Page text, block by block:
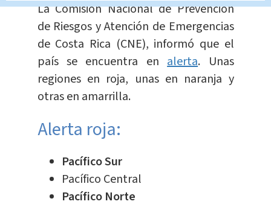
La Comisión Nacional de Prevención
de Riesgos y Atención de Emergencias
de Costa Rica (CNE), informó que el
país se encuentra enalerta. Unas
regiones en roja, unas en naranja y
otras en amarrilla.
Alerta roja:
Pacífico Sur
Pacífico Central
Pacífico Norte